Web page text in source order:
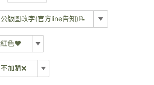
公版圖改字(官方line告知)📝
公版圖改字(官方LINE告知)📝
#1你超棒
紅色❤️
紅色❤️
不加購❌